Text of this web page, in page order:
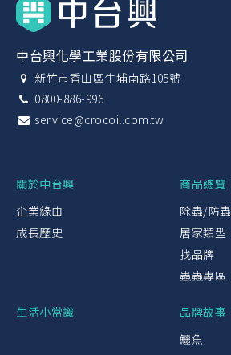
中台興化學工業股份有限公司
新竹市香山區牛埔南路105號
0800-886-996
service@crocoil.com.tw
關於中台興
企業緣由
成長歷史
商品總覽
除蟲/防蟲
居家類型
找品牌
蟲蟲專區
生活小常識
品牌故事
鱷魚